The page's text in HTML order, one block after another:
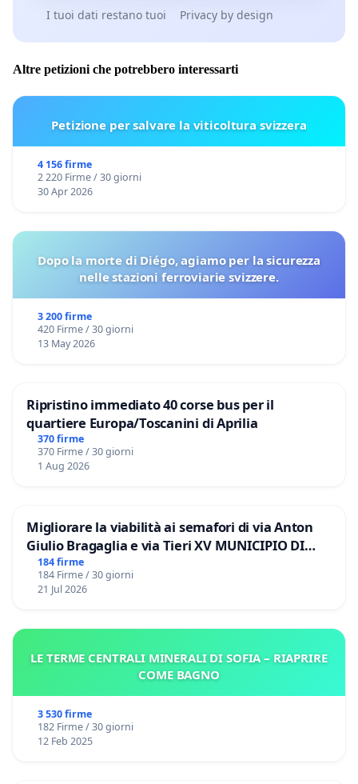
I tuoi dati restano tuoi Privacy by design
Altre petizioni che potrebbero interessarti
Petizione per salvare la viticoltura svizzera
4 156 firme
2 220 Firme / 30 giorni
30 Apr 2026
Dopo la morte di Diégo, agiamo per la sicurezza
nelle stazioni ferroviarie svizzere.
3 200 firme
420 Firme / 30 giorni
13 May 2026
Ripristino immediato 40 corse bus per il
quartiere Europa/Toscanini di Aprilia
370 firme
370 Firme / 30 giorni
1 Aug 2026
Migliorare la viabilità ai semafori di via Anton
Giulio Bragaglia e via Tieri XV MUNICIPIO DI
ROMA
184 firme
184 Firme / 30 giorni
21 Jul 2026
LE TERME CENTRALI MINERALI DI SOFIA – RIAPRIRE
COME BAGNO
3 530 firme
182 Firme / 30 giorni
12 Feb 2025